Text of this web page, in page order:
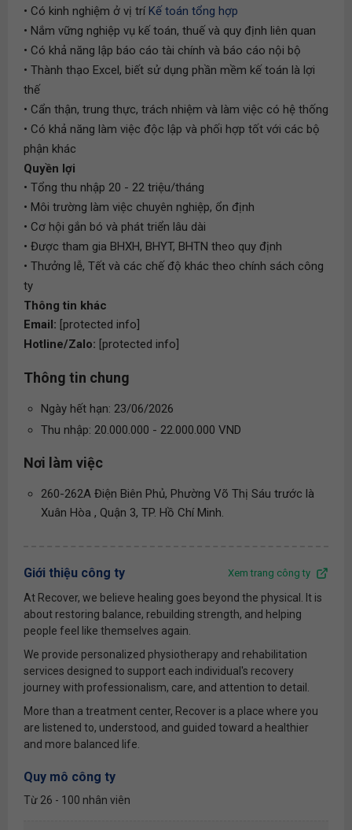
• Có kinh nghiệm ở vị tríKế toán tổng hợp
• Nắm vững nghiệp vụ kế toán, thuế và quy định liên quan
• Có khả năng lập báo cáo tài chính và báo cáo nội bộ
• Thành thạo Excel, biết sử dụng phần mềm kế toán là lợi
thế
• Cẩn thận, trung thực, trách nhiệm và làm việc có hệ thống
• Có khả năng làm việc độc lập và phối hợp tốt với các bộ
phận khác
Quyền lợi
• Tổng thu nhập 20 - 22 triệu/tháng
• Môi trường làm việc chuyên nghiệp, ổn định
• Cơ hội gắn bó và phát triển lâu dài
• Được tham gia BHXH, BHYT, BHTN theo quy định
• Thưởng lễ, Tết và các chế độ khác theo chính sách công
ty
Thông tin khác
Email: [protected info]
Hotline/Zalo: [protected info]
Thông tin chung
Ngày hết hạn: 23/06/2026
Thu nhập: 20.000.000 - 22.000.000 VND
Nơi làm việc
260-262A Điện Biên Phủ, Phường Võ Thị Sáu trước là
Xuân Hòa , Quận 3, TP. Hồ Chí Minh.
Giới thiệu công ty Xem trang công ty
At Recover, we believe healing goes beyond the physical. It is
about restoring balance, rebuilding strength, and helping
people feel like themselves again.
We provide personalized physiotherapy and rehabilitation
services designed to support each individual's recovery
journey with professionalism, care, and attention to detail.
More than a treatment center, Recover is a place where you
are listened to, understood, and guided toward a healthier
and more balanced life.
Quy mô công ty
Từ 26 - 100 nhân viên